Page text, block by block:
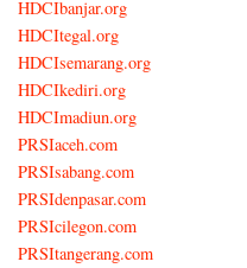
HDCIbanjar.org
HDCItegal.org
HDCIsemarang.org
HDCIkediri.org
HDCImadiun.org
PRSIaceh.com
PRSIsabang.com
PRSIdenpasar.com
PRSIcilegon.com
PRSItangerang.com